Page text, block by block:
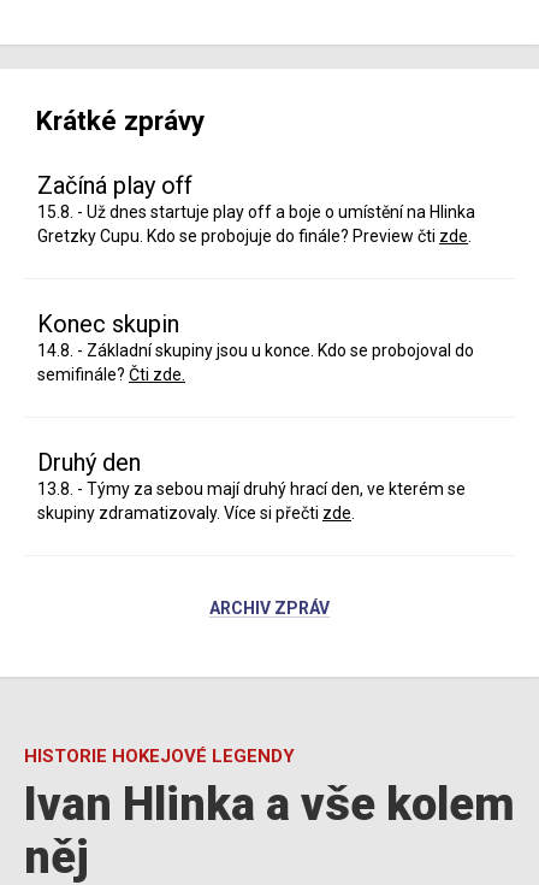
Krátké zprávy
Začíná play off
15.8. - Už dnes startuje play off a boje o umístění na Hlinka
Gretzky Cupu. Kdo se probojuje do finále? Preview čti zde
Konec skupin
14.8. - Základní skupiny jsou u konce. Kdo se probojoval do
semifinále? Čti zde.
Druhý den
13.8. - Týmy za sebou mají druhý hrací den, ve kterém se
skupiny zdramatizovaly. Více si přečti zde
ARCHIV ZPRÁV
HISTORIE HOKEJOVÉ LEGENDY
Ivan Hlinka a vše kolem
něj